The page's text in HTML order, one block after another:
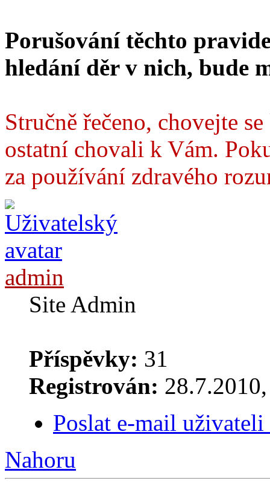
Porušování těchto
hledání děr v nich, bude
Stručně řečeno, chovejte
ostatní chovali k Vám.
za používání zdravého
admin
Site Admin
Příspěvky: 31
Registrován:
Poslat e-mail
Nahoru